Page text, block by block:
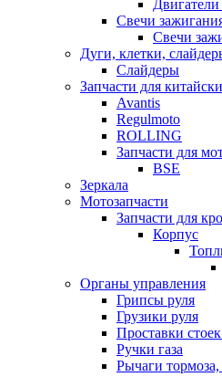
Двигатели
Свечи
Свечи
Дуги, клетки,
Слайдеры
Запчасти для
Avantis
Regulmoto
ROLLING
Запчасти для
BSE
Зеркала
Мотозапчасти
Запчасти для
Корпус
Органы управления
Грипсы руля
Грузики руля
Проставки
Ручки газа
Рычаги